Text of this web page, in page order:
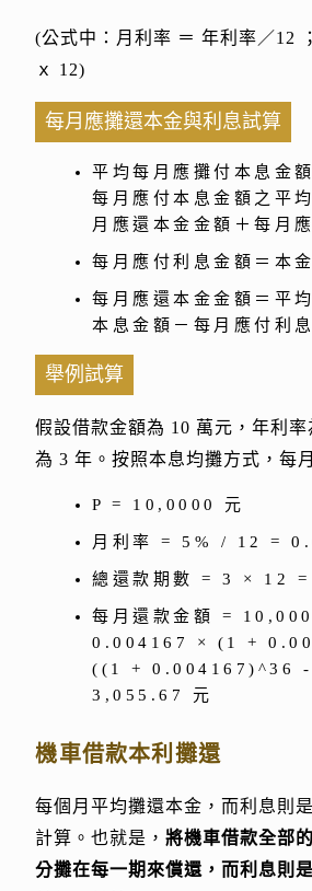
(公式中：月利率 ＝ 年利率／12
ｘ 12)
每月應攤還本金與利息試算
平均每月應攤付本息金
每月應付本息金額之平
月應還本金金額＋每月
每月應付利息金額＝本
每月應還本金金額＝平
本息金額－每月應付利
舉例試算
假設借款金額為 10 萬元，年利率
為 3 年。按照本息均攤方式，每
P = 10,0000 元
月利率 = 5% / 12 =
總還款期數 = 3 × 12 =
每月還款金額 =
0.004167 × (1 +
((1 + 0.004167)^36
3,055.67 元
機車借款本利攤還
每個月平均攤還本金，而利息則
計算。也就是，將機車借款全部
分攤在每一期來償還，而利息則